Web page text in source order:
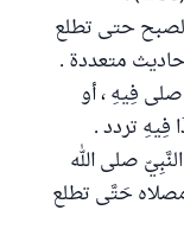
حتى تطلع
متعددة .
فِيهِ ، أو
تردد .
صلى الله
حَتَّى تطلع